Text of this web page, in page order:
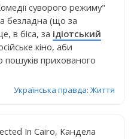
суворого режиму"
безладна (що за
в біса, за ідіотський
кіно, аби
пошуків прихованого
Українська правда: Життя
In Cairo, Кандела